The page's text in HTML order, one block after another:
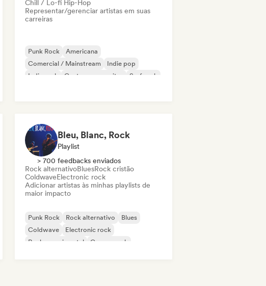
Chill / Lo-fi Hip-Hop
Representar/gerenciar artistas em suas
carreiras
Punk Rock
Americana
Comercial / Mainstream
Indie pop
Indie rock
Cantor-compositor
Surf rock
Bleu, Blanc, Rock
Playlist
> 700 feedbacks enviados
Rock alternativoBluesRock cristão
ColdwaveElectronic rock
Adicionar artistas às minhas playlists de
maior impacto
Punk Rock Rock alternativo
Blues
Coldwave
Electronic rock
Rock experimental
Garage rock